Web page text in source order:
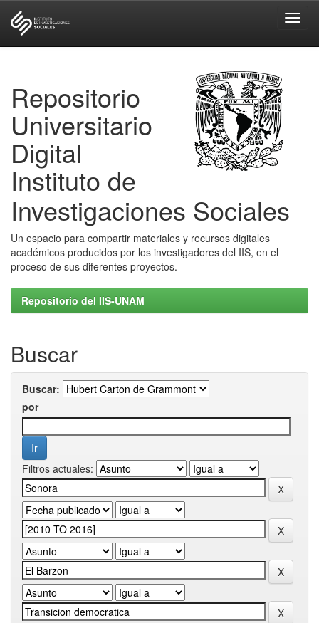
Repositorio
Universitario
Digital
Instituto de
Investigaciones Sociales
Un espacio para compartir materiales y recursos digitales
académicos producidos por los investigadores del IIS, en el
proceso de sus diferentes proyectos.
Repositorio del IIS-UNAM
Buscar
Buscar:
por
Filtros actuales: